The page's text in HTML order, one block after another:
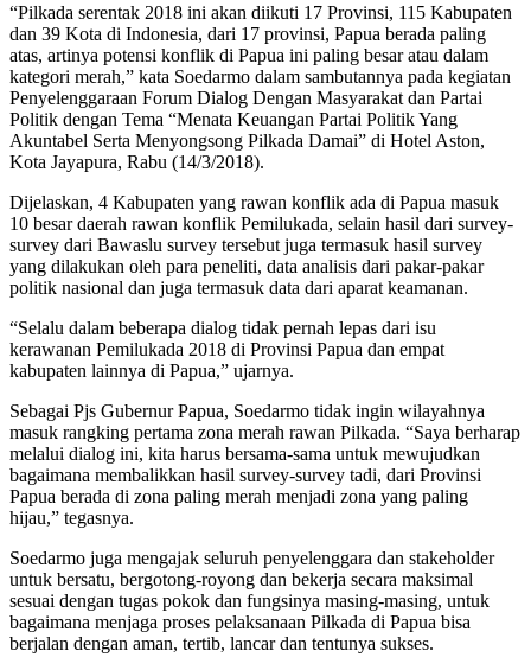
“Pilkada serentak 2018 ini akan diikuti 17 Provinsi, 115 Kabupaten
dan 39 Kota di Indonesia, dari 17 provinsi, Papua berada paling
atas, artinya potensi konflik di Papua ini paling besar atau dalam
kategori merah,” kata Soedarmo dalam sambutannya pada kegiatan
Penyelenggaraan Forum Dialog Dengan Masyarakat dan Partai
Politik dengan Tema “Menata Keuangan Partai Politik Yang
Akuntabel Serta Menyongsong Pilkada Damai” di Hotel Aston,
Kota Jayapura, Rabu (14/3/2018).
Dijelaskan, 4 Kabupaten yang rawan konflik ada di Papua masuk
10 besar daerah rawan konflik Pemilukada, selain hasil dari survey-
survey dari Bawaslu survey tersebut juga termasuk hasil survey
yang dilakukan oleh para peneliti, data analisis dari pakar-pakar
politik nasional dan juga termasuk data dari aparat keamanan.
“Selalu dalam beberapa dialog tidak pernah lepas dari isu
kerawanan Pemilukada 2018 di Provinsi Papua dan empat
kabupaten lainnya di Papua,” ujarnya.
Sebagai Pjs Gubernur Papua, Soedarmo tidak ingin wilayahnya
masuk rangking pertama zona merah rawan Pilkada. “Saya berharap
melalui dialog ini, kita harus bersama-sama untuk mewujudkan
bagaimana membalikkan hasil survey-survey tadi, dari Provinsi
Papua berada di zona paling merah menjadi zona yang paling
hijau,” tegasnya.
Soedarmo juga mengajak seluruh penyelenggara dan stakeholder
untuk bersatu, bergotong-royong dan bekerja secara maksimal
sesuai dengan tugas pokok dan fungsinya masing-masing, untuk
bagaimana menjaga proses pelaksanaan Pilkada di Papua bisa
berjalan dengan aman, tertib, lancar dan tentunya sukses.